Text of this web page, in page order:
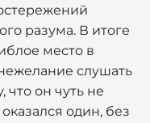
разума. В итоге
место в
слушать
что он чуть не
один, без